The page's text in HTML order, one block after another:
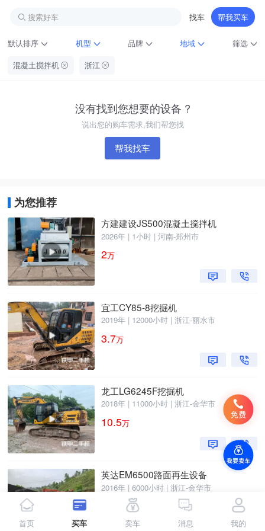
搜索好车 找车 帮我买车
默认排序 机型 品牌 地域
筛选
混凝土搅拌机
浙江
没有找到您想要的设备 ?
说出您的购车需求,我们帮您找
帮我找车
为您推荐
方建建设JS500混凝土搅拌机
2026年 | 1小时 | 河南-郑州市
2万
宜工CY85-8挖掘机
2019年 | 12000小时 | 浙江-丽水市
3.7万
龙工LG6245F挖掘机
2018年 | 11000小时 | 浙江-金华市
10.5万
英达EM6500路面再生设备
2016年 | 6000小时 | 浙江-金华市
首页
买车 卖车 消息 我的